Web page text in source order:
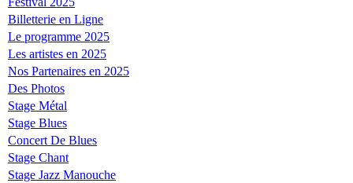
Billetterie en Ligne
Le programme 2025
Les artistes en 2025
Nos Partenaires en 2025
Des Photos
Stage Métal
Stage Blues
Concert De Blues
Stage Chant
Stage Jazz Manouche